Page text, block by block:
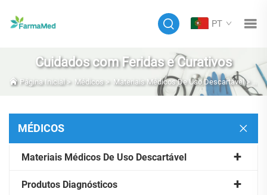
PT
Cuidados com Feridas e Curativos
Página Inicial> Médicos> Materiais Médicos De Uso Descartável>
MÉDICOS
Materiais Médicos De Uso Descartável
Produtos Diagnósticos